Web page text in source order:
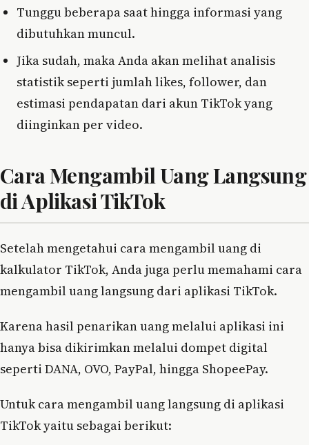
Tunggu beberapa saat hingga informasi yang
dibutuhkan muncul.
Jika sudah, maka Anda akan melihat analisis
statistik seperti jumlah likes, follower, dan
estimasi pendapatan dari akun TikTok yang
diinginkan per video.
Cara Mengambil Uang Langsung
di Aplikasi TikTok
Setelah mengetahui cara mengambil uang di
kalkulator TikTok, Anda juga perlu memahami cara
mengambil uang langsung dari aplikasi TikTok.
Karena hasil penarikan uang melalui aplikasi ini
hanya bisa dikirimkan melalui dompet digital
seperti DANA, OVO, PayPal, hingga ShopeePay.
Untuk cara mengambil uang langsung di aplikasi
TikTok yaitu sebagai berikut: